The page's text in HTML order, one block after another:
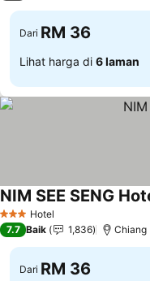
Dari RM 36
Lihat harga di 6 laman
3 BintangHotel
NIM SEE SENG
7.7 Baik 1,836 Chiang
Dari RM 36